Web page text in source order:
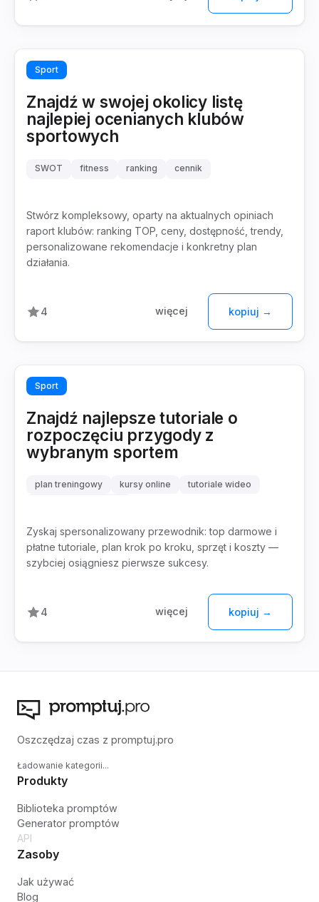
Sport
Znajdź w swojej okolicy listę
najlepiej ocenianych klubów
sportowych
SWOT fitness ranking cennik
Stwórz kompleksowy, oparty na aktualnych opiniach
raport klubów: ranking TOP, ceny, dostępność, trendy,
personalizowane rekomendacje i konkretny plan
działania.
4 więcej kopiuj →
Sport
Znajdź najlepsze tutoriale o
rozpoczęciu przygody z
wybranym sportem
plan treningowy kursy online
tutoriale wideo
Zyskaj spersonalizowany przewodnik: top darmowe i
płatne tutoriale, plan krok po kroku, sprzęt i koszty —
szybciej osiągniesz pierwsze sukcesy.
4 więcej kopiuj →
Oszczędzaj czas z promptuj.pro
Ładowanie kategorii...
Produkty
Biblioteka promptów
Generator promptów
API
Zasoby
Jak używać
Blog